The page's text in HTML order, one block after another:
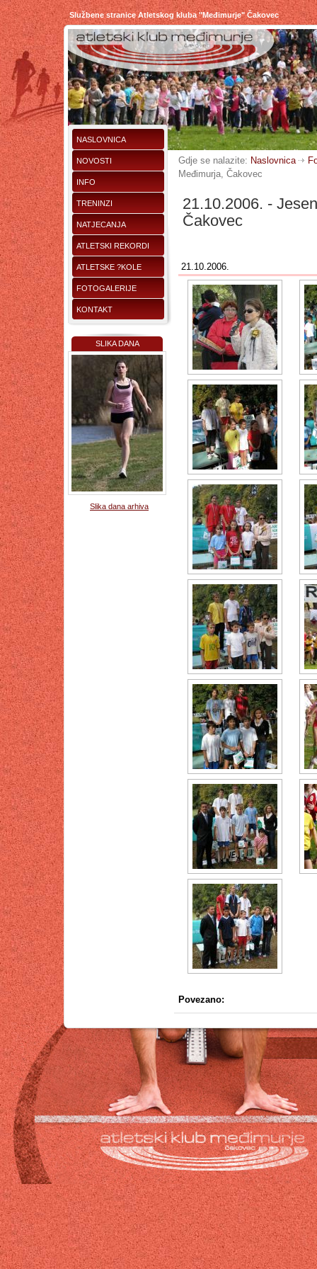
Službene stranice Atletskog kluba "Međimurje" Čakovec
NASLOVNICA
NOVOSTI
INFO
TRENINZI
NATJECANJA
ATLETSKI REKORDI
ATLETSKE ?KOLE
FOTOGALERIJE
KONTAKT
SLIKA DANA
Slika dana arhiva
Gdje se nalazite: Naslovnica
Međimurja, Čakovec
21.10.2006. -
Čakovec
21.10.2006.
Povezano: